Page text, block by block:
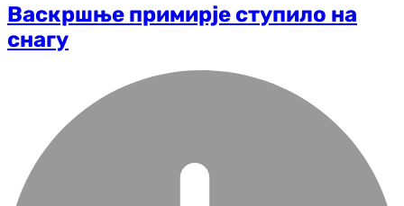
Васкршње примирје ступило на
снагу